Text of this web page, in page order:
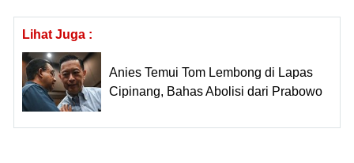
Lihat Juga :
Anies Temui Tom Lembong di Lapas
Cipinang, Bahas Abolisi dari Prabowo